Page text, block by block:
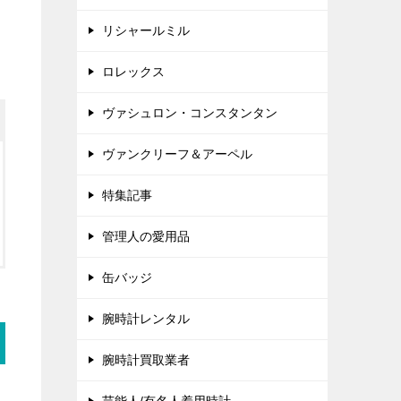
リシャールミル
ロレックス
ヴァシュロン・コンスタンタン
ヴァンクリーフ＆アーペル
特集記事
管理人の愛用品
缶バッジ
腕時計レンタル
腕時計買取業者